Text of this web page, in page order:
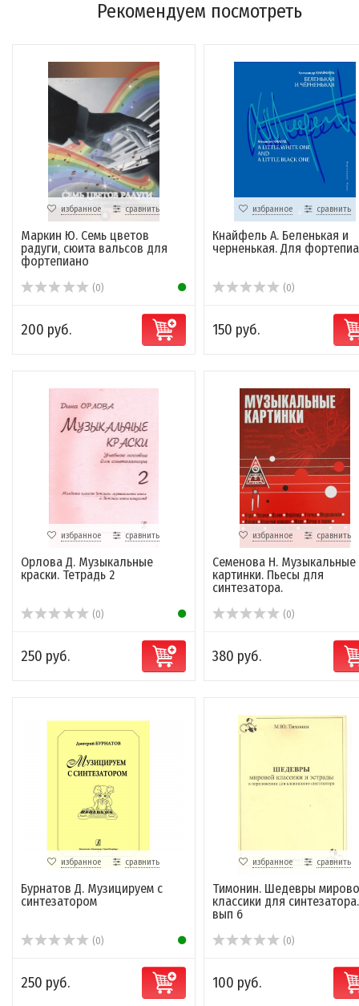
Рекомендуем посмотреть
избранное сравнить
Маркин Ю. Семь цветов
радуги, сюита вальсов для
фортепиано
(0)
200 руб.
избранное сравнить
Кнайфель А. Беленькая и
черненькая. Для
(0)
150 руб.
избранное сравнить
Орлова Д. Музыкальные
краски. Тетрадь 2
(0)
250 руб.
избранное сравнить
Семенова Н. Музыкальные
картинки. Пьесы для
синтезатора.
(0)
380 руб.
избранное сравнить
Бурнатов Д. Музицируем с
синтезатором
(0)
250 руб.
избранное сравнить
Тимонин. Шедевры
классики для синтезатора.
вып 6
(0)
100 руб.